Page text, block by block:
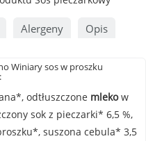
Alergeny
Opis
Winiary sos w proszku
odtłuszczone mlekow
sok z pieczarki* 6,5 %,
suszona cebula* 3,5